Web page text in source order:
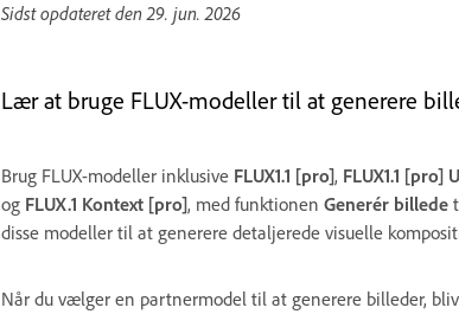
Sidst opdateret den29. jun. 2026
Lær at bruge FLUX-modeller til at generere
Brug FLUX-modeller inklusive FLUX1.1 [pro], FLUX1.1 [pro]
og FLUX.1 Kontext [pro], med funktionen Generér billede
disse modeller til at generere detaljerede visuelle
Når du vælger en partnermodel til at generere billeder,